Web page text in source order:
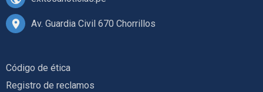
Av. Guardia Civil 670 Chorrillos
Código de ética
Registro de reclamos